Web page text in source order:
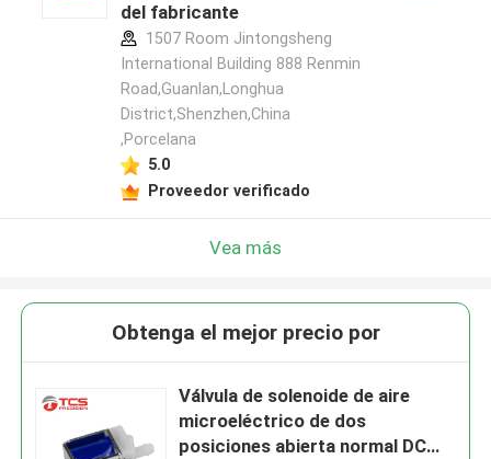
del fabricante
1507 Room Jintongsheng
International Building 888 Renmin
Road,Guanlan,Longhua
District,Shenzhen,China
,Porcelana
5.0
Proveedor verificado
Vea más
Obtenga el mejor precio por
Válvula de solenoide de aire
microeléctrico de dos
posiciones abierta normal DC